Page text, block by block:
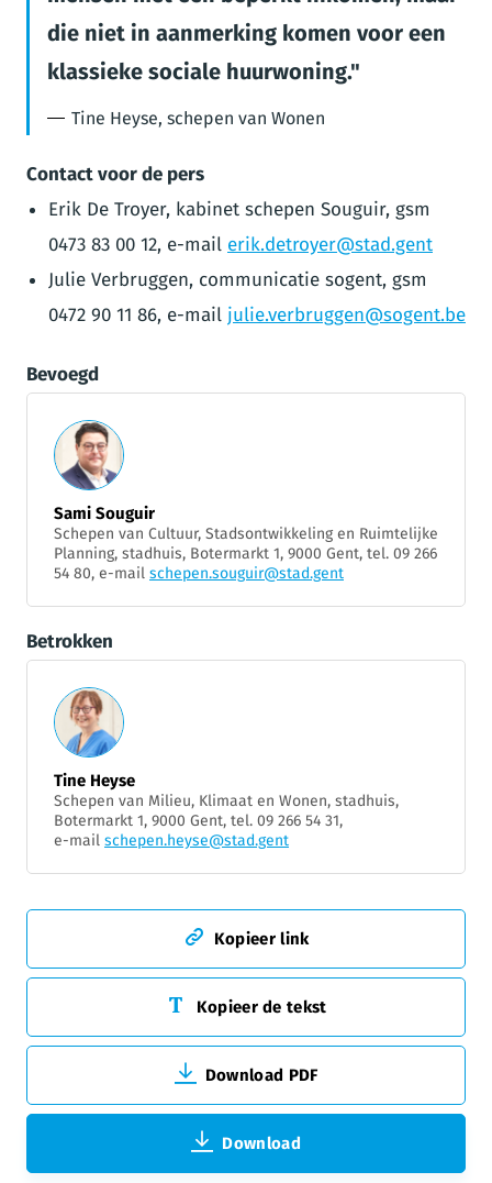
die niet in aanmerking komen voor een
klassieke sociale huurwoning.
Tine Heyse, schepen van Wonen
Contact voor de pers
Erik De Troyer, kabinet schepen Souguir, gsm
0473 83 00 12, e-mail erik.detroyer@stad.gent
Julie Verbruggen, communicatie sogent, gsm
0472 90 11 86, e-mail julie.verbruggen@sogent.be
Bevoegd
Sami Souguir
Schepen van Cultuur, Stadsontwikkeling en Ruimtelijke
Planning, stadhuis, Botermarkt 1, 9000 Gent, tel. 09 266
54 80, e-mail schepen.souguir@stad.gent
Betrokken
Tine Heyse
Schepen van Milieu, Klimaat en Wonen, stadhuis,
Botermarkt 1, 9000 Gent, tel. 09 266 54 31,
e-mail schepen.heyse@stad.gent
Kopieer link
Kopieer de tekst
Download PDF
Download